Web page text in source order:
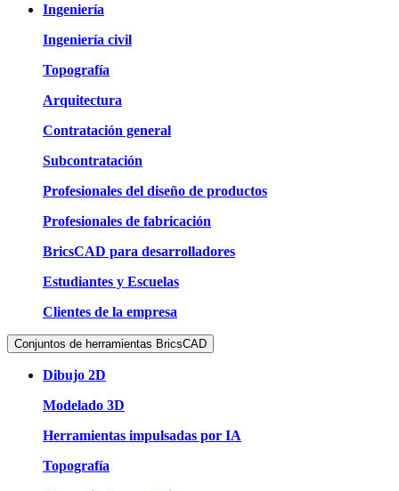
Ingeniería
Ingeniería civil
Topografía
Arquitectura
Contratación general
Subcontratación
Profesionales del diseño de productos
Profesionales de fabricación
BricsCAD para desarrolladores
Estudiantes y Escuelas
Clientes de la empresa
Conjuntos de herramientas BricsCAD
Dibujo 2D
Modelado 3D
Herramientas impulsadas por IA
Topografía